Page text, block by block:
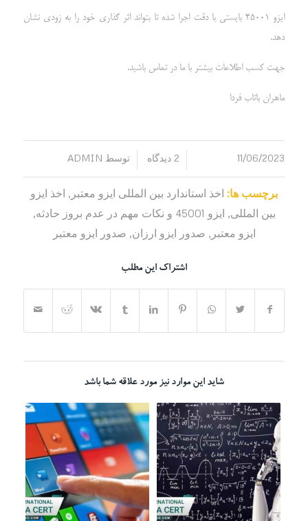
ایزو 45001 بایستی با دقت اجرا شده تا بتواند اثر گذاری خود را به زودی نشان
دهد.
جهت کسب اطلاعات بیشتر با ما در تماس باشید.
ماهران باتاب فردا
11/06/2023 2 دیدگاه توسط ADMIN
برچسب ها: اخذ استاندارد بین المللی ایزو معتبر , اخذ ایزو
بین المللی, ایزو 45001 و نکات مهم در عدم بروز حادثه
,
ایزو معتبر , صدور ایزو ارزان, صدور ایزو معتبر
اشتراک این مطلب
شاید این موارد نیز مورد علاقه شما باشد